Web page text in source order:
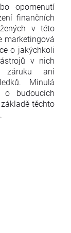
opomenutí
finančních
v této
marketingová
o jakýchkoli
v nich
záruku ani
Minulá
o budoucích
těchto